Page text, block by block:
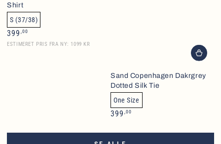
Shirt
S (37/38)
Normalpris
399 ,00
ESTIMERET PRIS FRA NY: 1099 KR
Sand Copenhagen Dakrgrey
Dotted Silk Tie
One Size
Normalpris
399 ,00